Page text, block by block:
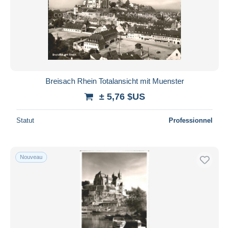
Breisach Rhein Totalansicht mit Muenster
± 5,76 $US
Statut Professionnel
Nouveau